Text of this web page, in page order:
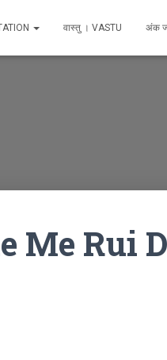
वास्तु । VASTU अंक
Me Rui